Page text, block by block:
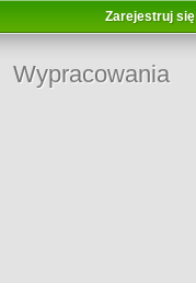
Zarejestruj się
Wypracowania